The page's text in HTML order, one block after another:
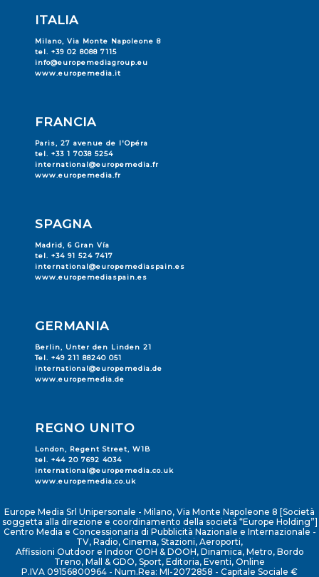
ITALIA
Milano, Via Monte Napoleone 8
tel. +39 02 8088 7115
info@europemediagroup.eu
www.europemedia.it
FRANCIA
Paris, 27 avenue de l'Opéra
tel. +33 1 7038 5254
international@europemedia.fr
www.europemedia.fr
SPAGNA
Madrid, 6 Gran Vía
tel. +34 91 524 7417
international@europemediaspain.es
www.europemediaspain.es
GERMANIA
Berlin, Unter den Linden 21
Tel. +49 211 88240 051
international@europemedia.de
www.europemedia.de
REGNO UNITO
London, Regent Street, W1B
tel. +44 20 7692 4034
international@europemedia.co.uk
www.europemedia.co.uk
Europe Media Srl Unipersonale - Milano, Via Monte Napoleone 8 [Società
soggetta alla direzione e coordinamento della società “Europe Holding”]
Centro Media e Concessionaria di Pubblicità Nazionale e Internazionale -
TV, Radio, Cinema, Stazioni, Aeroporti,
Affissioni Outdoor e Indoor OOH & DOOH, Dinamica, Metro, Bordo
Treno, Mall & GDO, Sport, Editoria, Eventi, Online
P.IVA 09156800964 - Num.Rea: MI-2072858 - Capitale Sociale €